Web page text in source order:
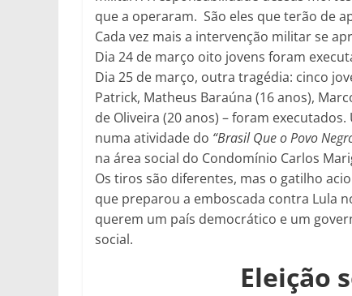
que a operaram. São eles que terão de
Cada vez mais a intervenção militar se
Dia 24 de março oito jovens foram
Dia 25 de março, outra tragédia: cinco
Patrick, Matheus Baraúna (16 anos),
de Oliveira (20 anos) – foram
numa atividade do “Brasil Que o Povo
na área social do Condomínio Carlos
Os tiros são diferentes, mas o gatilho
que preparou a emboscada contra Lula
querem um país democrático e um
social.
Eleição